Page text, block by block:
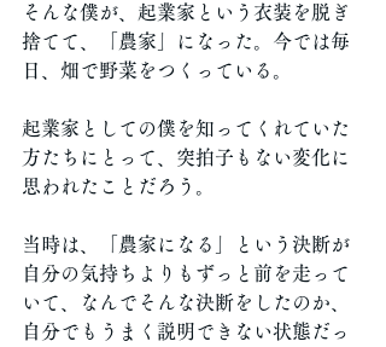
そんな僕が、起業家という衣装を脱ぎ
捨てて、「農家」になった。今では毎
日、畑で野菜をつくっている。
起業家としての僕を知ってくれていた
方たちにとって、突拍子もない変化に
思われたことだろう。
当時は、「農家になる」という決断が
自分の気持ちよりもずっと前を走って
いて、なんでそんな決断をしたのか、
自分でもうまく説明できない状態だっ